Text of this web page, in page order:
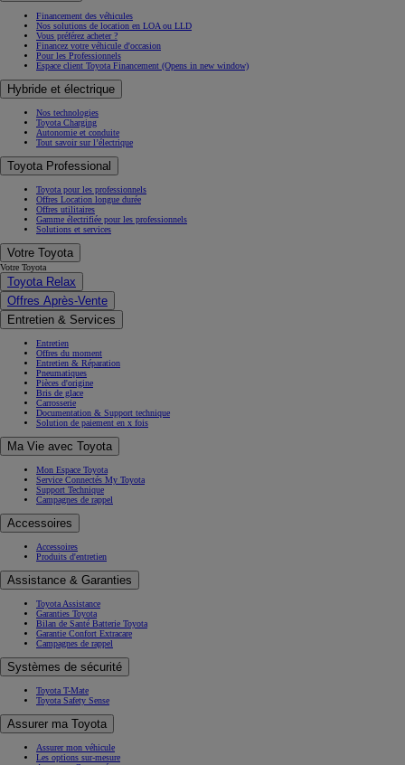
Financement des véhicules
Nos solutions de location en LOA ou LLD
Vous préférez acheter ?
Financez votre véhicule d'occasion
Pour les Professionnels
Espace client Toyota Financement (Opens in new window)
Hybride et électrique
Nos technologies
Toyota Charging
Autonomie et conduite
Tout savoir sur l’électrique
Toyota Professional
Toyota pour les professionnels
Offres Location longue durée
Offres utilitaires
Gamme électrifiée pour les professionnels
Solutions et services
Votre Toyota
Votre Toyota
Toyota Relax
Offres Après-Vente
Entretien & Services
Entretien
Offres du moment
Entretien & Réparation
Pneumatiques
Pièces d'origine
Bris de glace
Carrosserie
Documentation & Support technique
Solution de paiement en x fois
Ma Vie avec Toyota
Mon Espace Toyota
Service Connectés My Toyota
Support Technique
Campagnes de rappel
Accessoires
Accessoires
Produits d'entretien
Assistance & Garanties
Toyota Assistance
Garanties Toyota
Bilan de Santé Batterie Toyota
Garantie Confort Extracare
Campagnes de rappel
Systèmes de sécurité
Toyota T-Mate
Toyota Safety Sense
Assurer ma Toyota
Assurer mon véhicule
Les options sur-mesure